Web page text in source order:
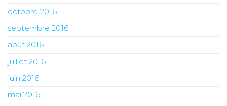
octobre 2016
septembre 2016
août 2016
juillet 2016
juin 2016
mai 2016